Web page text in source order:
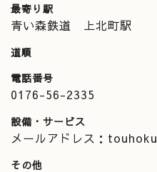
最寄り駅
青い森鉄道 上北町駅
道順
電話番号
0176-56-2335
設備・サービス
メールアドレス：
その他